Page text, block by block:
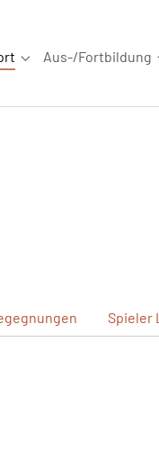
Submenu for
Aus-/Fortbildung
Spieler